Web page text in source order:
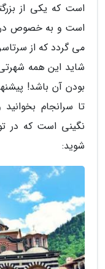
است که یکی از
است و به خصوص در
می گردد که از
شاید این همه
بودن آن باشد!
تا سرانجام
نگینی است که در
شوید: